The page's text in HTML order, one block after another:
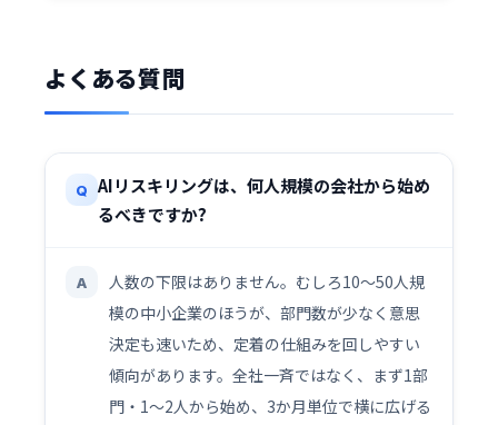
よくある質問
Q
AIリスキリングは、何人規模の会社から始め
るべきですか?
A
人数の下限はありません。むしろ10〜50人規
模の中小企業のほうが、部門数が少なく意思
決定も速いため、定着の仕組みを回しやすい
傾向があります。全社一斉ではなく、まず1部
門・1〜2人から始め、3か月単位で横に広げる